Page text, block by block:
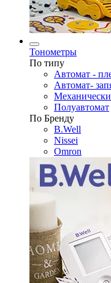
Тонометры
По типу
Автомат -
Автомат-
Полуавтомат
По Бренду
B.Well
Nissei
Omron